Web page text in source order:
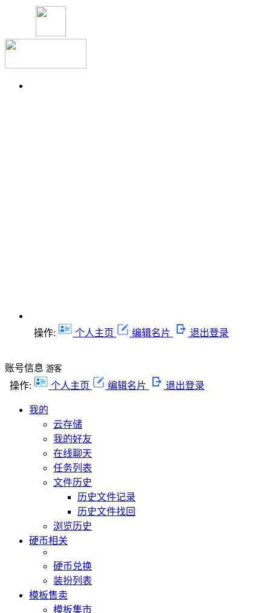
操作: 个人主页 编辑名片 退出登录
账号信息 游客
操作: 个人主页 编辑名片 退出登录
我的
云存储
我的好友
在线聊天
任务列表
文件历史
历史文件记录
历史文件找回
浏览历史
硬币相关
硬币兑换
装扮列表
模板售卖
模板集市